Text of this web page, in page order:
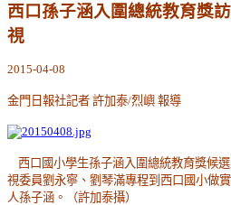
西口孫子涵入圍總統教育獎
視
2015-04-08
金門日報社記者 許加泰/烈嶼 報導
西口國小學生孫子涵入圍總統教育獎候
視委員劉永寧、劉琴滿專程到西口國小做
人孫子涵。（許加泰攝）